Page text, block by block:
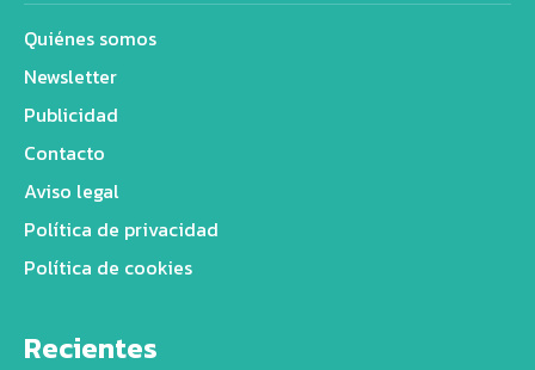
Quiénes somos
Newsletter
Publicidad
Contacto
Aviso legal
Política de privacidad
Política de cookies
Recientes